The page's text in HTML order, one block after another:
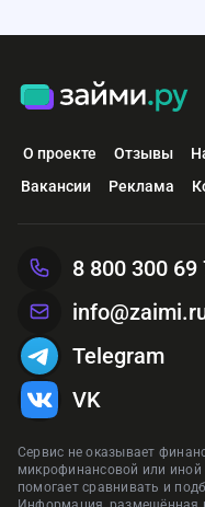
О проекте Отзывы
Вакансии
Реклама
Сервис не оказывает
микрофинансовой или
помогает сравнивать и
8 800 300 69
Telegram
VK